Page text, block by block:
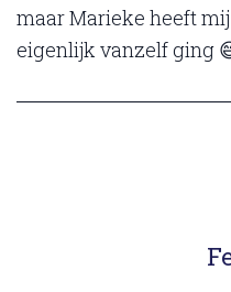
maar Marieke heeft
eigenlijk vanzelf ging